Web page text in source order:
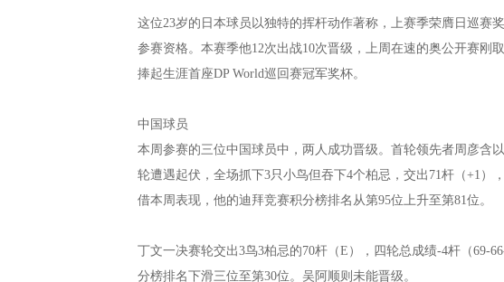
这位23岁的日本球员以独特的挥杆动作著称，上赛季荣膺日巡赛
参赛资格。本赛季他12次出战10次晋级，上周在速的奥公开赛刚
捧起生涯首座DP World巡回赛冠军奖杯。
中国球员
本周参赛的三位中国球员中，两人成功晋级。首轮领先者周彦含
轮遭遇起伏，全场抓下3只小鸟但吞下4个柏忌，交出71杆（+1）
借本周表现，他的迪拜竞赛积分榜排名从第95位上升至第81位。
丁文一决赛轮交出3鸟3柏忌的70杆（E），四轮总成绩-4杆（69-
分榜排名下滑三位至第30位。吴阿顺则未能晋级。